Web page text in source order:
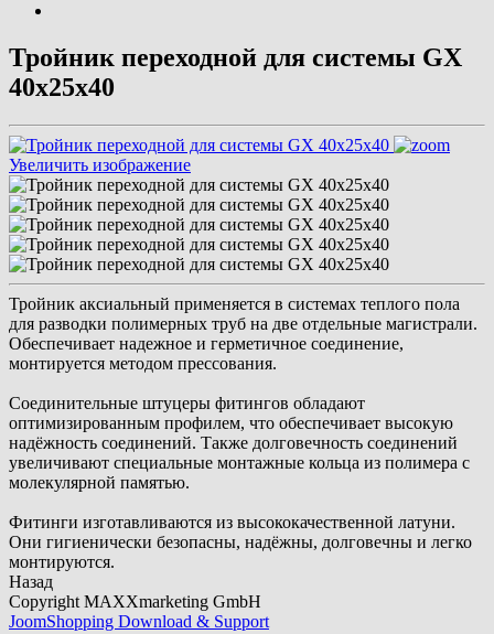
Тройник переходной для системы GX
40x25x40
Увеличить изображение
Тройник аксиальный применяется в системах теплого пола
для разводки полимерных труб на две отдельные магистрали.
Обеспечивает надежное и герметичное соединение,
монтируется методом прессования.
Соединительные штуцеры фитингов обладают
оптимизированным профилем, что обеспечивает высокую
надёжность соединений. Также долговечность соединений
увеличивают специальные монтажные кольца из полимера с
молекулярной памятью.
Фитинги изготавливаются из высококачественной латуни.
Они гигиенически безопасны, надёжны, долговечны и легко
монтируются.
Назад
Copyright MAXXmarketing GmbH
JoomShopping Download & Support